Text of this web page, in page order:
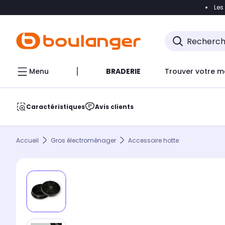
Accéder
Menu BRADERIE Trouver votre
Caractéristiques Avis clients
Accueil Gros électroménager Accessoire hotte